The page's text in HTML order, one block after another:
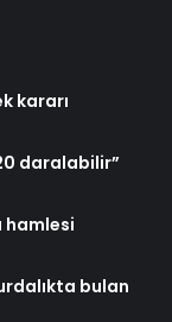
kararı
daralabilir”
hamlesi
bulan